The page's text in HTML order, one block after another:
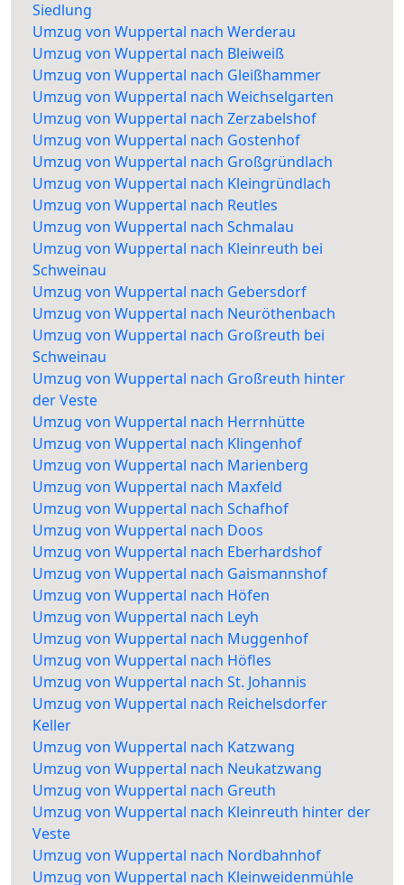
Siedlung
Umzug von Wuppertal nach Werderau
Umzug von Wuppertal nach Bleiweiß
Umzug von Wuppertal nach Gleißhammer
Umzug von Wuppertal nach Weichselgarten
Umzug von Wuppertal nach Zerzabelshof
Umzug von Wuppertal nach Gostenhof
Umzug von Wuppertal nach Großgründlach
Umzug von Wuppertal nach Kleingründlach
Umzug von Wuppertal nach Reutles
Umzug von Wuppertal nach Schmalau
Umzug von Wuppertal nach Kleinreuth bei
Schweinau
Umzug von Wuppertal nach Gebersdorf
Umzug von Wuppertal nach Neuröthenbach
Umzug von Wuppertal nach Großreuth bei
Schweinau
Umzug von Wuppertal nach Großreuth hinter
der Veste
Umzug von Wuppertal nach Herrnhütte
Umzug von Wuppertal nach Klingenhof
Umzug von Wuppertal nach Marienberg
Umzug von Wuppertal nach Maxfeld
Umzug von Wuppertal nach Schafhof
Umzug von Wuppertal nach Doos
Umzug von Wuppertal nach Eberhardshof
Umzug von Wuppertal nach Gaismannshof
Umzug von Wuppertal nach Höfen
Umzug von Wuppertal nach Leyh
Umzug von Wuppertal nach Muggenhof
Umzug von Wuppertal nach Höfles
Umzug von Wuppertal nach St. Johannis
Umzug von Wuppertal nach Reichelsdorfer
Keller
Umzug von Wuppertal nach Katzwang
Umzug von Wuppertal nach Neukatzwang
Umzug von Wuppertal nach Greuth
Umzug von Wuppertal nach Kleinreuth hinter der
Veste
Umzug von Wuppertal nach Nordbahnhof
Umzug von Wuppertal nach Kleinweidenmühle